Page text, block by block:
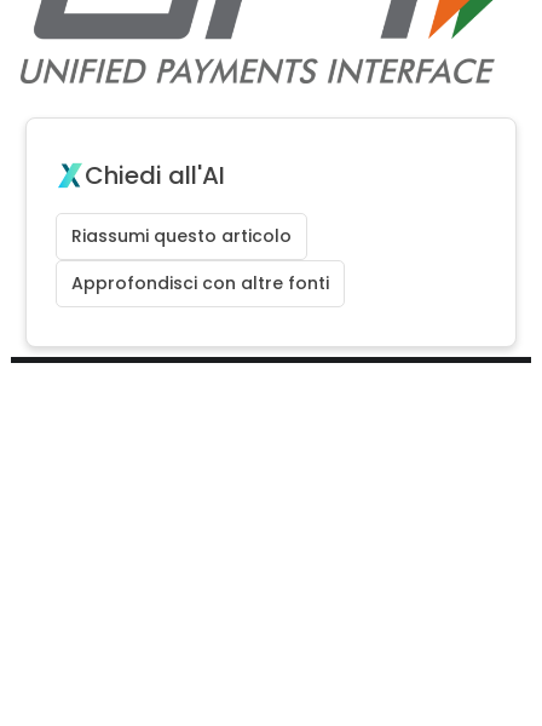
Chiedi all'AI
Riassumi questo articolo
Approfondisci con altre fonti